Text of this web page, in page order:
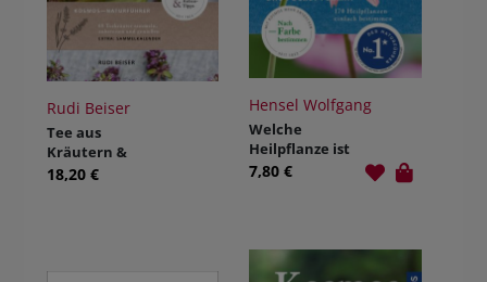
Rudi Beiser
Tee aus
Kräutern &
Früchten
18,20 €
Hensel Wolfgang
Welche
Heilpflanze ist
das?
7,80 €